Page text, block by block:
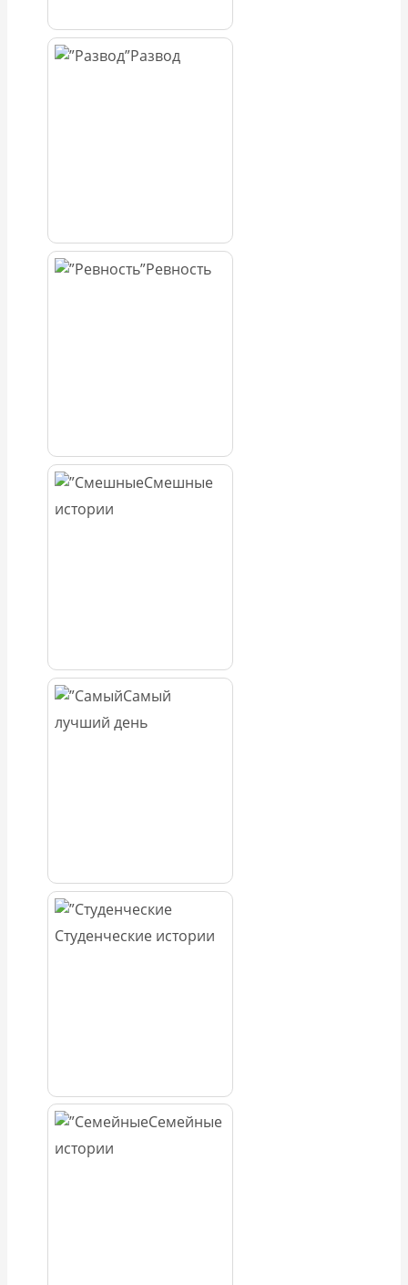
Развод
Ревность
Смешные
истории
Самый
лучший день
Студенческие истории
Семейные
истории